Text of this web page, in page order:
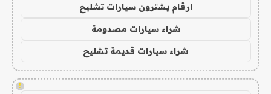
ارقام يشترون سيارات تشليح
شراء سيارات مصدومة
شراء سيارات قديمة تشليح
!